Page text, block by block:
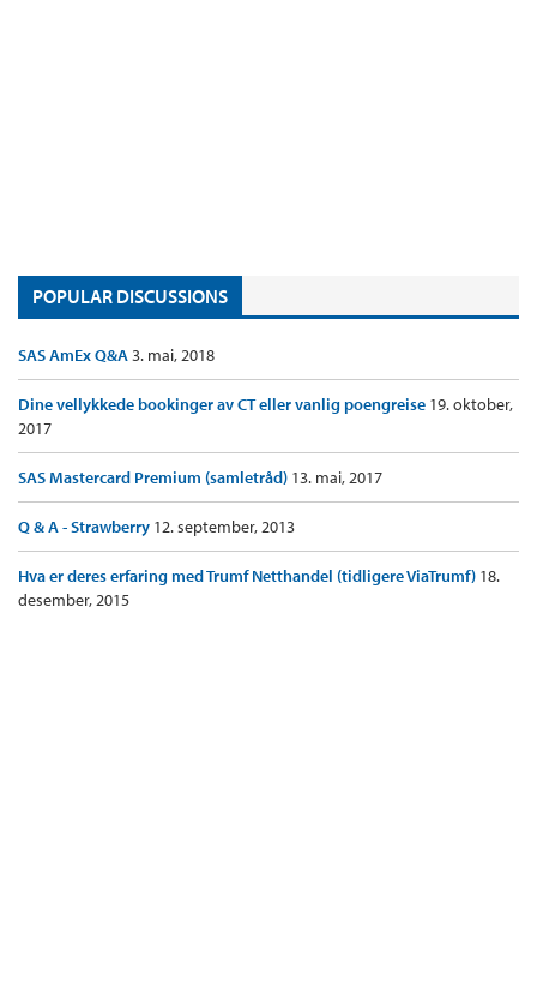
POPULAR DISCUSSIONS
SAS AmEx Q&A3. mai, 2018
Dine vellykkede bookinger av CT eller vanlig poengreise 19. oktober,
2017
SAS Mastercard Premium (samletråd) 13. mai, 2017
Q & A - Strawberry 12. september, 2013
Hva er deres erfaring med Trumf Netthandel (tidligere ViaTrumf) 18.
desember, 2015